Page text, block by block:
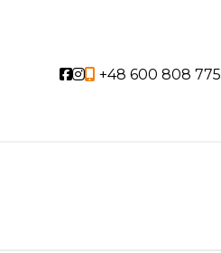
Social link
Social link
+48 600 808 775